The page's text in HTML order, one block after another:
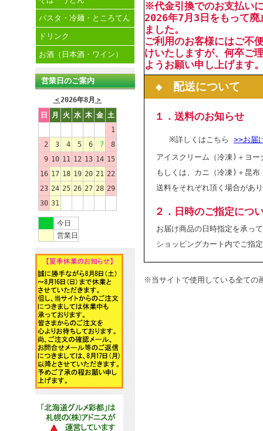
パスタ・冷麺・ところてん
ドリンク
お酒（日本酒・ワイン）
営業日のご案内
＜2026年8月 ＞
日
月 火 水 木 金 土
1
2
3 4 5 6 7
8
9 10 11 12 13 14 15
16 17 18 19 20 21 22
23 24 25 26 27 28 29
30 31
今日
営業日
※代金引換でのお支払い
2026年7月3日をもって廃
ました。
ご利用のお客様にはご不
けいたしますが、何卒ご
ようお願い申し上げます
◆ 配送について
１．送料のお知らせ
※詳しくはこちら >>お届
アイスクリーム（冷凍)＋ヨー
もしくは、カニ（冷凍)＋昆布
送料をそれぞれ頂く場合があ
２．日時のご指定につ
お届け商品の日時指定を承っ
ショッピングカート内でご指
※当サイトで使用している全ての